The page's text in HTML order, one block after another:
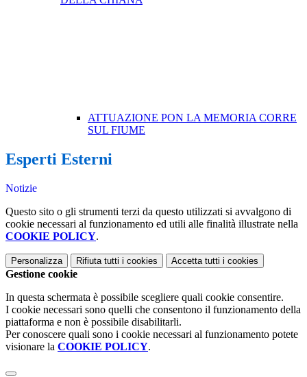
ATTUAZIONE PON LA MEMORIA CORRE
SUL FIUME
Esperti Esterni
Notizie
Questo sito o gli strumenti terzi da questo utilizzati si avvalgono di
cookie necessari al funzionamento ed utili alle finalità illustrate nella
COOKIE POLICY.
Personalizza Rifiuta tutti i cookies Accetta tutti i cookies
Gestione cookie
In questa schermata è possibile scegliere quali cookie consentire.
I cookie necessari sono quelli che consentono il funzionamento della
piattaforma e non è possibile disabilitarli.
Per conoscere quali sono i cookie necessari al funzionamento potete
visionare la COOKIE POLICY.